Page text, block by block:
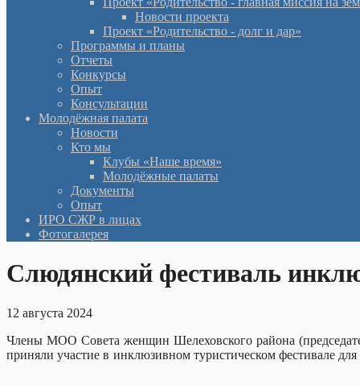
Новости проекта
Проект «Родительство - долг и дар»
Программы и планы
Отчеты
Конкурсы
Опыт
Консультации
Молодёжная палата
Новости
Кто мы
Клубы «Наше время»
Молодёжные палаты
Документы
Опыт
ИРО СЖР в лицах
Фотогалерея
Слюдянский фестиваль
12 августа 2024
Члены МОО Совета женщин Шелеховского района
приняли участие в инклюзивном туристическом фестивале